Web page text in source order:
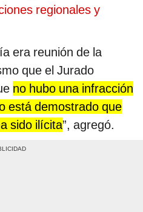
regionales y
era reunión de la
que el Jurado
no hubo una infracción
está demostrado que
sido ilícita”, agregó.